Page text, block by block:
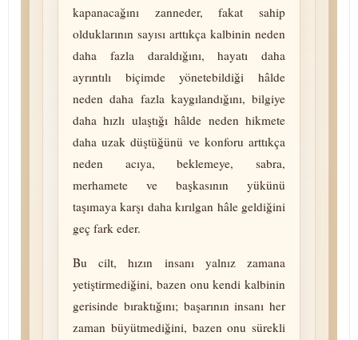
kapanacağını zanneder, fakat sahip
olduklarının sayısı arttıkça kalbinin neden
daha fazla daraldığını, hayatı daha
ayrıntılı biçimde yönetebildiği hâlde
neden daha fazla kaygılandığını, bilgiye
daha hızlı ulaştığı hâlde neden hikmete
daha uzak düştüğünü ve konforu arttıkça
neden acıya, beklemeye, sabra,
merhamete ve başkasının yükünü
taşımaya karşı daha kırılgan hâle geldiğini
geç fark eder.
Bu cilt, hızın insanı yalnız zamana
yetiştirmediğini, bazen onu kendi kalbinin
gerisinde bıraktığını; başarının insanı her
zaman büyütmediğini, bazen onu sürekli